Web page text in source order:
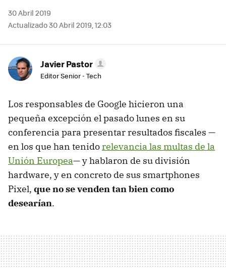
30 Abril 2019
Actualizado 30 Abril 2019, 12:03
Javier Pastor
Editor Senior - Tech
Los responsables de Google hicieron una
pequeña excepción el pasado lunes en su
conferencia para presentar resultados fiscales —
en los que han tenidorelevancia las multas de la
Unión Europea— y hablaron de su división
hardware, y en concreto de sus smartphones
Pixel, que no se venden tan bien como
desearían.